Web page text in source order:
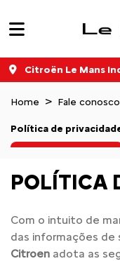
Citroën Le Mans
Home Fale conosco
Política de
POLÍTICA
Com o intuito de
das informações de
Citroen adota as